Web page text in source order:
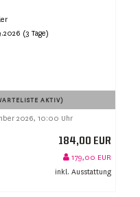
(3 Tage)
AKTIV)
2026, 10:00 Uhr
184,00 EUR
179,00 EUR
inkl. Ausstattung